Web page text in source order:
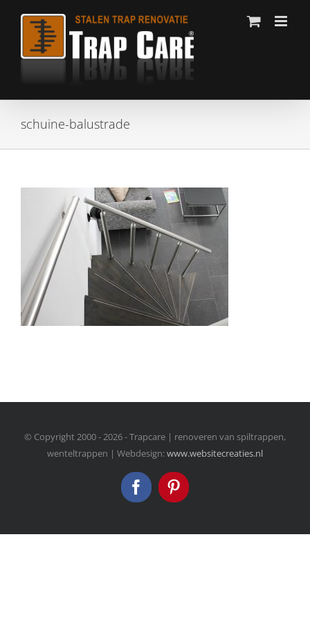
inhoud
schuine-balustrade
© Copyright 2000 -2026 - Trapcare | renoveren van spiltrappen,
wenteltrappen | Webdesign:www.websitecreaties.nl
FacebookPinterest